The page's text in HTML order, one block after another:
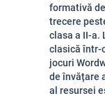
formativă
trecere
clasa a II-a.
clasică într-
jocuri
de învățare
al resursei